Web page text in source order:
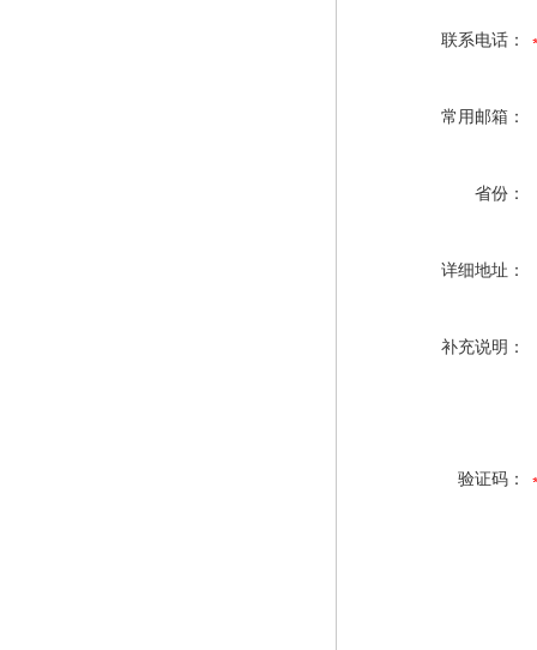
联系电话：
常用邮箱：
省份：
详细地址：
补充说明：
验证码：